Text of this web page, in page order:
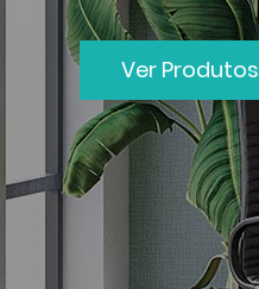
Ver Produtos